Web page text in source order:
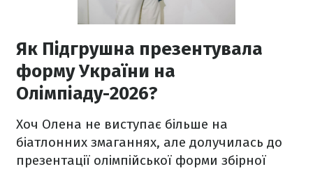
Як Підгрушна презентувала
форму України на
Олімпіаду-2026?
Хоч Олена не виступає більше на
біатлонних змаганнях, але долучилась до
презентації олімпійської форми збірної